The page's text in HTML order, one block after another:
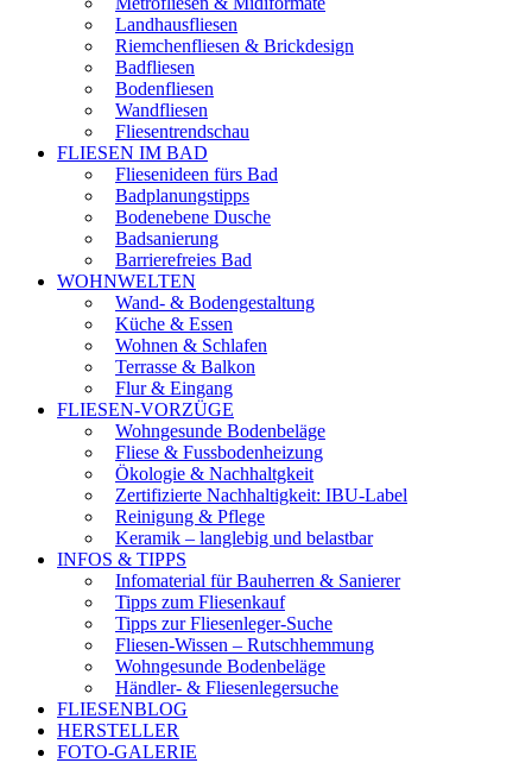
Landhausfliesen
Riemchenfliesen & Brickdesign
Badfliesen
Bodenfliesen
Wandfliesen
Fliesentrendschau
FLIESEN IM BAD
Fliesenideen fürs Bad
Badplanungstipps
Bodenebene Dusche
Badsanierung
Barrierefreies Bad
WOHNWELTEN
Wand- & Bodengestaltung
Küche & Essen
Wohnen & Schlafen
Terrasse & Balkon
Flur & Eingang
FLIESEN-VORZÜGE
Wohngesunde Bodenbeläge
Fliese & Fussbodenheizung
Ökologie & Nachhaltgkeit
Zertifizierte Nachhaltigkeit: IBU-Label
Reinigung & Pflege
Keramik – langlebig und belastbar
INFOS & TIPPS
Infomaterial für Bauherren & Sanierer
Tipps zum Fliesenkauf
Tipps zur Fliesenleger-Suche
Fliesen-Wissen – Rutschhemmung
Wohngesunde Bodenbeläge
Händler- & Fliesenlegersuche
FLIESENBLOG
HERSTELLER
FOTO-GALERIE